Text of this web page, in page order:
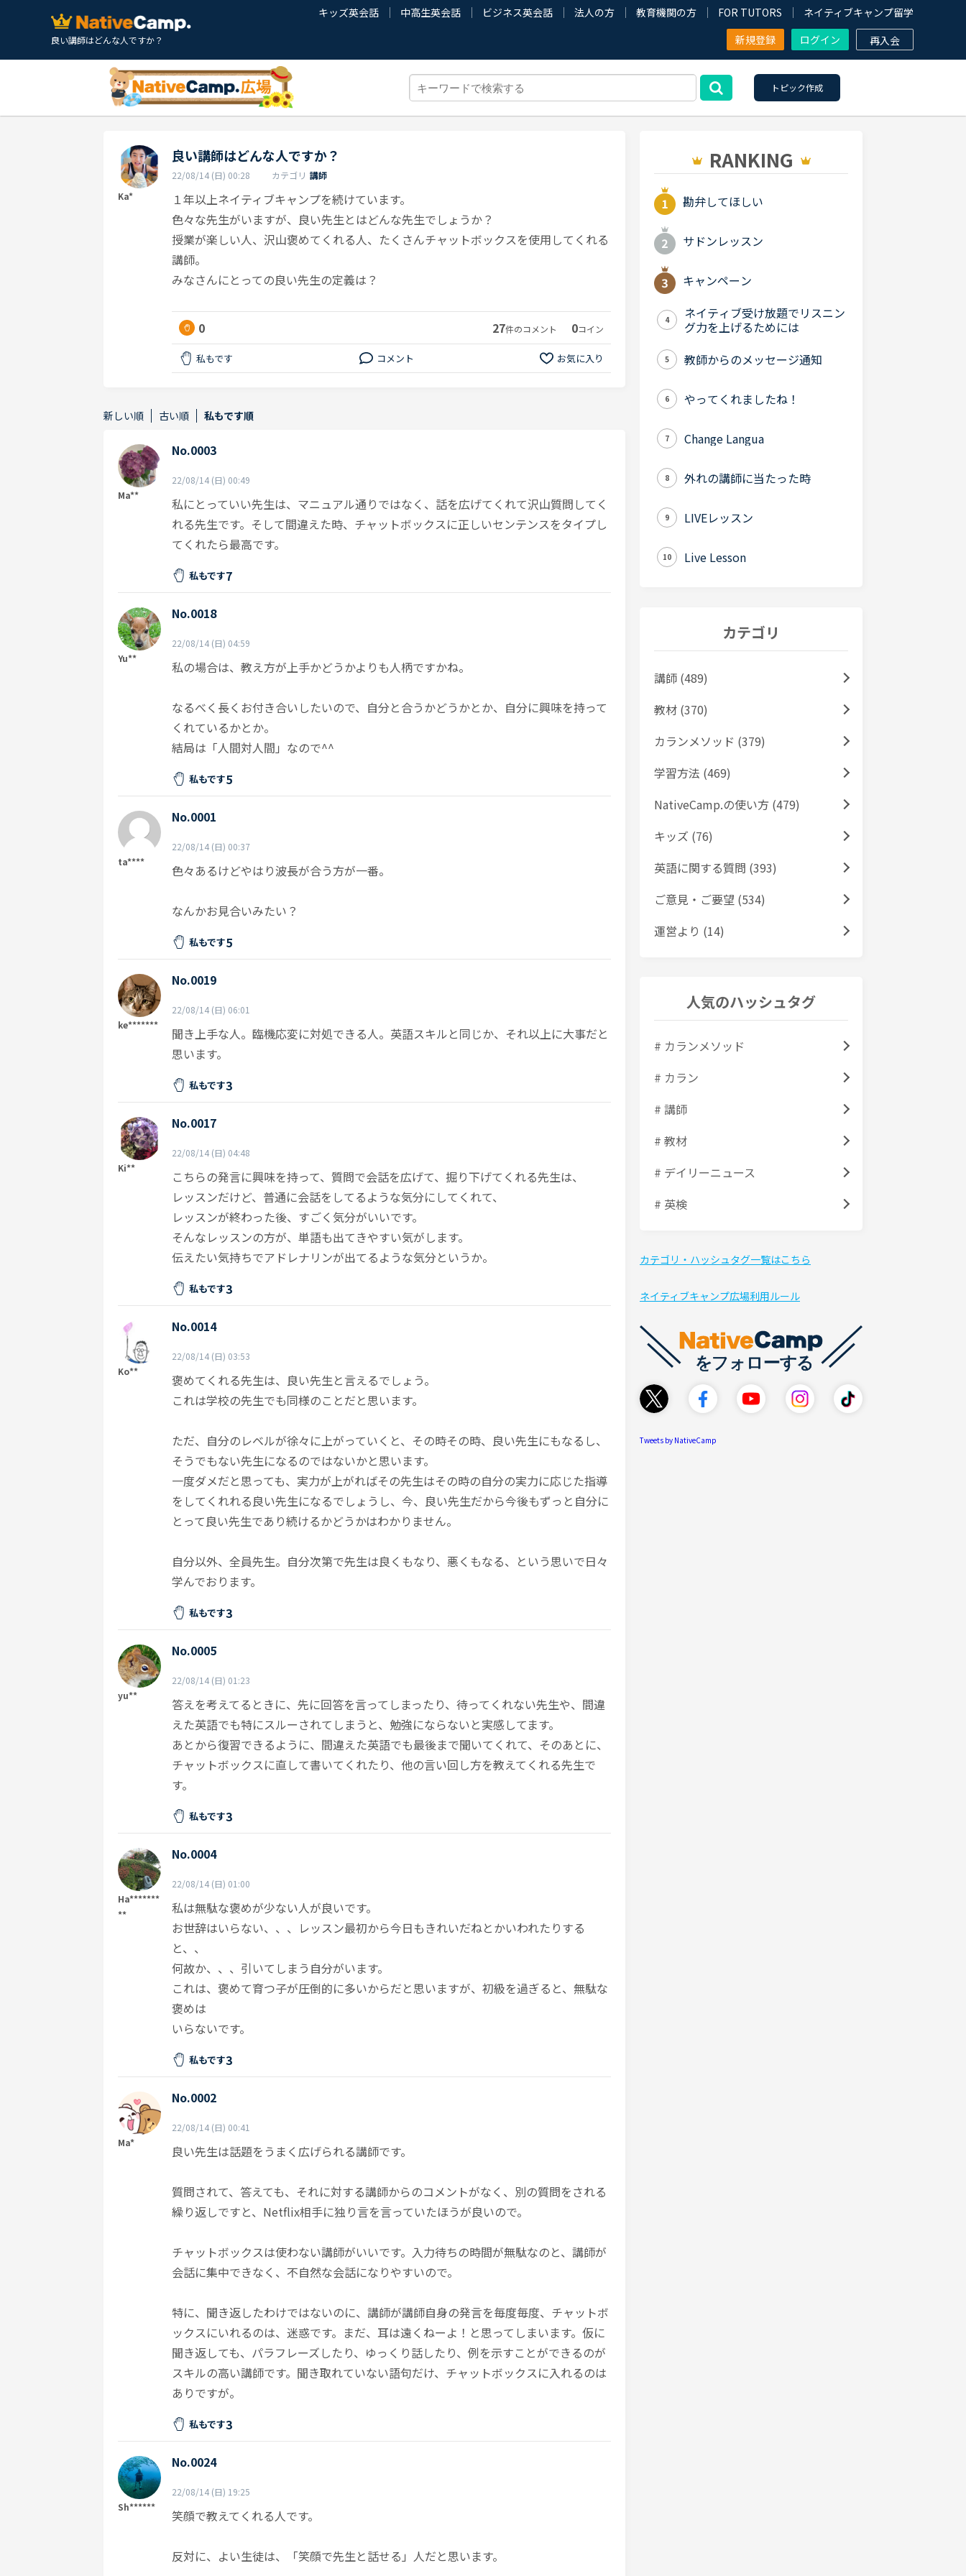
良い講師はどんな人ですか？
キッズ英会話 中高生英会話 ビジネス英会話 法人の方 教育機関の方 FOR TUTORS
ネイティブキャンプ留学
新規登録
ログイン 再入会
トピック作成
Ka*
良い講師はどんな人ですか？
22/08/14 (日) 00:28 カテゴリ 講師
１年以上ネイティブキャンプを続けています。
色々な先生がいますが、良い先生とはどんな先生でしょうか？
授業が楽しい人、沢山褒めてくれる人、たくさんチャットボックスを使用してくれる
講師。
みなさんにとっての良い先生の定義は？
0 27件のコメント 0コイン
私もです コメント お気に入り
新しい順 古い順 私もです順
Ma**
No.0003
22/08/14 (日) 00:49
私にとっていい先生は、マニュアル通りではなく、話を広げてくれて沢山質問してく
れる先生です。そして間違えた時、チャットボックスに正しいセンテンスをタイプし
てくれたら最高です。
私もです7
Yu**
No.0018
22/08/14 (日) 04:59
私の場合は、教え方が上手かどうかよりも人柄ですかね。
なるべく長くお付き合いしたいので、自分と合うかどうかとか、自分に興味を持って
くれているかとか。
結局は「人間対人間」なので^^
私もです5
ta****
No.0001
22/08/14 (日) 00:37
色々あるけどやはり波長が合う方が一番。
なんかお見合いみたい？
私もです5
ke*******
No.0019
22/08/14 (日) 06:01
聞き上手な人。臨機応変に対処できる人。英語スキルと同じか、それ以上に大事だと
思います。
私もです3
Ki**
No.0017
22/08/14 (日) 04:48
こちらの発言に興味を持って、質問で会話を広げて、掘り下げてくれる先生は、
レッスンだけど、普通に会話をしてるような気分にしてくれて、
レッスンが終わった後、すごく気分がいいです。
そんなレッスンの方が、単語も出てきやすい気がします。
伝えたい気持ちでアドレナリンが出てるような気分というか。
私もです3
Ko**
No.0014
22/08/14 (日) 03:53
褒めてくれる先生は、良い先生と言えるでしょう。
これは学校の先生でも同様のことだと思います。
ただ、自分のレベルが徐々に上がっていくと、その時その時、良い先生にもなるし、
そうでもない先生になるのではないかと思います。
一度ダメだと思っても、実力が上がればその先生はその時の自分の実力に応じた指導
をしてくれれる良い先生になるでしょうし、今、良い先生だから今後もずっと自分に
とって良い先生であり続けるかどうかはわかりません。
自分以外、全員先生。自分次第で先生は良くもなり、悪くもなる、という思いで日々
学んでおります。
私もです3
yu**
No.0005
22/08/14 (日) 01:23
答えを考えてるときに、先に回答を言ってしまったり、待ってくれない先生や、間違
えた英語でも特にスルーされてしまうと、勉強にならないと実感してます。
あとから復習できるように、間違えた英語でも最後まで聞いてくれて、そのあとに、
チャットボックスに直して書いてくれたり、他の言い回し方を教えてくれる先生で
す。
私もです3
Ha*******
**
No.0004
22/08/14 (日) 01:00
私は無駄な褒めが少ない人が良いです。
お世辞はいらない、、、レッスン最初から今日もきれいだねとかいわれたりする
と、、
何故か、、、引いてしまう自分がいます。
これは、褒めて育つ子が圧倒的に多いからだと思いますが、初級を過ぎると、無駄な
褒めは
いらないです。
私もです3
Ma*
No.0002
22/08/14 (日) 00:41
良い先生は話題をうまく広げられる講師です。
質問されて、答えても、それに対する講師からのコメントがなく、別の質問をされる
繰り返しですと、Netflix相手に独り言を言っていたほうが良いので。
チャットボックスは使わない講師がいいです。入力待ちの時間が無駄なのと、講師が
会話に集中できなく、不自然な会話になりやすいので。
特に、聞き返したわけではないのに、講師が講師自身の発言を毎度毎度、チャットボ
ックスにいれるのは、迷惑です。まだ、耳は遠くねーよ！と思ってしまいます。仮に
聞き返しても、パラフレーズしたり、ゆっくり話したり、例を示すことができるのが
スキルの高い講師です。聞き取れていない語句だけ、チャットボックスに入れるのは
ありですが。
私もです3
Sh******
No.0024
22/08/14 (日) 19:25
笑顔で教えてくれる人です。
反対に、よい生徒は、「笑顔で先生と話せる」人だと思います。
RANKING
勘弁してほしい
サドンレッスン
キャンペーン
4
ネイティブ受け放題でリスニン
グ力を上げるためには
5 教師からのメッセージ通知
6 やってくれましたね！
7 Change Langua
8 外れの講師に当たった時
9 LIVEレッスン
10 Live Lesson
カテゴリ
講師 (489)
教材 (370)
カランメソッド (379)
学習方法 (469)
NativeCamp.の使い方 (479)
キッズ (76)
英語に関する質問 (393)
ご意見・ご要望 (534)
運営より (14)
人気のハッシュタグ
# カランメソッド
# カラン
# 講師
# 教材
# デイリーニュース
# 英検
カテゴリ・ハッシュタグ一覧はこちら
ネイティブキャンプ広場利用ルール
Tweets by NativeCamp